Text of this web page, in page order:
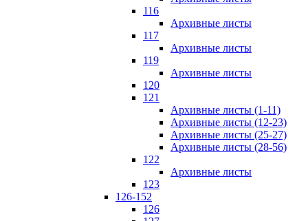
116
Архивные листы
117
Архивные листы
119
Архивные листы
120
121
Архивные листы (1-11)
Архивные листы (12-23)
Архивные листы (25-27)
Архивные листы (28-56)
122
Архивные листы
123
126-152
126